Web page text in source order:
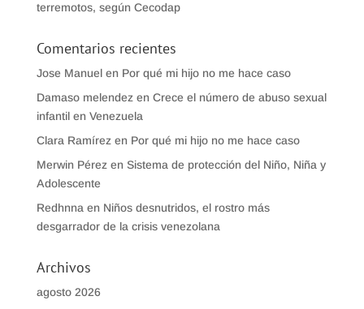
terremotos, según Cecodap
Comentarios recientes
Jose Manuelen Por qué mi hijo no me hace caso
Damaso melendez en Crece el número de abuso sexual
infantil en Venezuela
Clara Ramírez en Por qué mi hijo no me hace caso
Merwin Pérez en Sistema de protección del Niño, Niña y
Adolescente
Redhnna en Niños desnutridos, el rostro más
desgarrador de la crisis venezolana
Archivos
agosto 2026